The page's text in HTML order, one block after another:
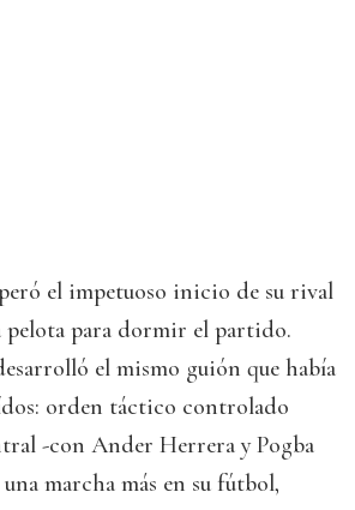
el impetuoso inicio de su rival
pelota para dormir el partido.
el mismo guión que había
orden táctico controlado
-con Ander Herrera y Pogba
marcha más en su fútbol,